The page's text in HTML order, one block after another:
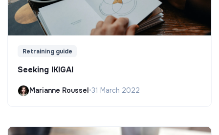
Retraining guide
Seeking IKIGAI
Marianne Roussel•31 March 2022